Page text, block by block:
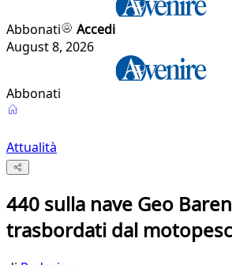
Abbonati
Accedi
August 8, 2026
Abbonati
Attualità
440 sulla nave Geo
trasbordati dal